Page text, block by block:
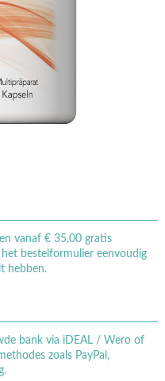
vanaf € 35,00 gratis
bestelformulier eenvoudig
hebben.
bank via iDEAL / Wero of
zoals PayPal,